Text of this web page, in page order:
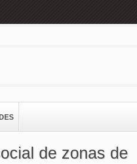
de zonas de